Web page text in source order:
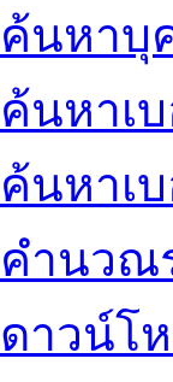
ค้นหาบุ
ค้นหาเ
ค้นหาเ
คำนวณ
ดาวน์โ